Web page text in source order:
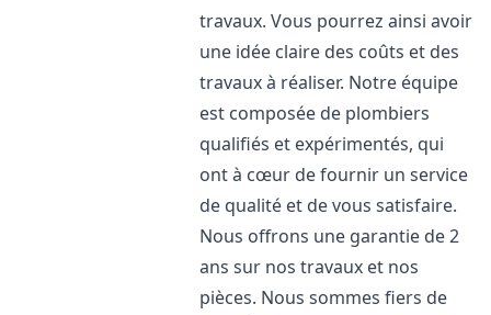
travaux. Vous pourrez ainsi avoir
une idée claire des coûts et des
travaux à réaliser. Notre équipe
est composée de plombiers
qualifiés et expérimentés, qui
ont à cœur de fournir un service
de qualité et de vous satisfaire.
Nous offrons une garantie de 2
ans sur nos travaux et nos
pièces. Nous sommes fiers de